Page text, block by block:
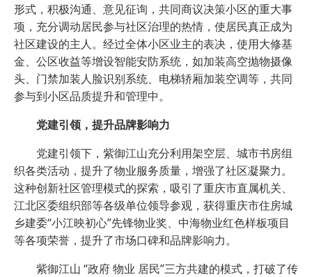
形式，积极沟通、意见征询，共同商议决策小区的重大事
项，充分调动居民参与社区治理的热情，使居民真正成为
社区建设的主人。经过全体小区业主的表决，使用大修基
金、公区收益等增设智能安防系统，如加装高空抛物摄像
头、门禁加装人脸识别系统、电梯轿厢加装空调等，共同
参与到小区品质提升和管理中。
党建引领，提升品牌影响力
党建引领下，紫御江山充分利用架空层、城市书房组
织各类活动，提升了物业服务质量，增强了社区凝聚力。
这种创新社区管理模式的探索，吸引了重庆市直属机关、
江北区委组织部等各级单位领导参观，获得重庆市住房城
乡建委“小江映初心”先锋物业奖、中海物业红色样板项目
等各项荣誉，提升了市场口碑和品牌影响力。
紫御江山 “政府 物业 居民”三方共建的模式，打破了传